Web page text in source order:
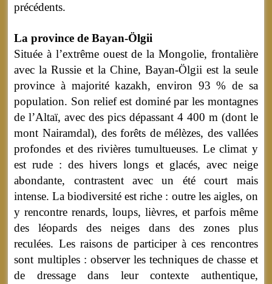
précédents.
La province de Bayan-Ölgii
Située à l’extrême ouest de la Mongolie, frontalière
avec la Russie et la Chine, Bayan-Ölgii est la seule
province à majorité kazakh, environ 93 % de sa
population. Son relief est dominé par les montagnes
de l’Altaï, avec des pics dépassant 4 400 m (dont le
mont Nairamdal), des forêts de mélèzes, des vallées
profondes et des rivières tumultueuses. Le climat y
est rude : des hivers longs et glacés, avec neige
abondante, contrastent avec un été court mais
intense. La biodiversité est riche : outre les aigles, on
y rencontre renards, loups, lièvres, et parfois même
des léopards des neiges dans des zones plus
reculées. Les raisons de participer à ces rencontres
sont multiples : observer les techniques de chasse et
de dressage dans leur contexte authentique,